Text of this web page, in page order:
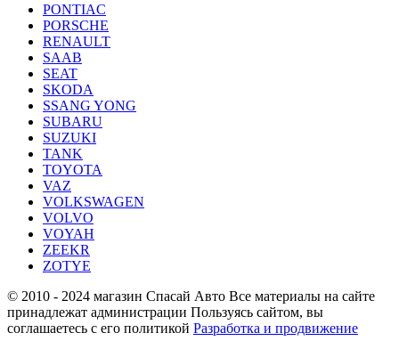
PONTIAC
PORSCHE
RENAULT
SAAB
SEAT
SKODA
SSANG YONG
SUBARU
SUZUKI
TANK
TOYOTA
VAZ
VOLKSWAGEN
VOLVO
VOYAH
ZEEKR
ZOTYE
© 2010 - 2024 магазин Спасай Авто Все материалы на сайте
принадлежат администрации Пользуясь сайтом, вы
соглашаетесь с его политикой Разработка и продвижение